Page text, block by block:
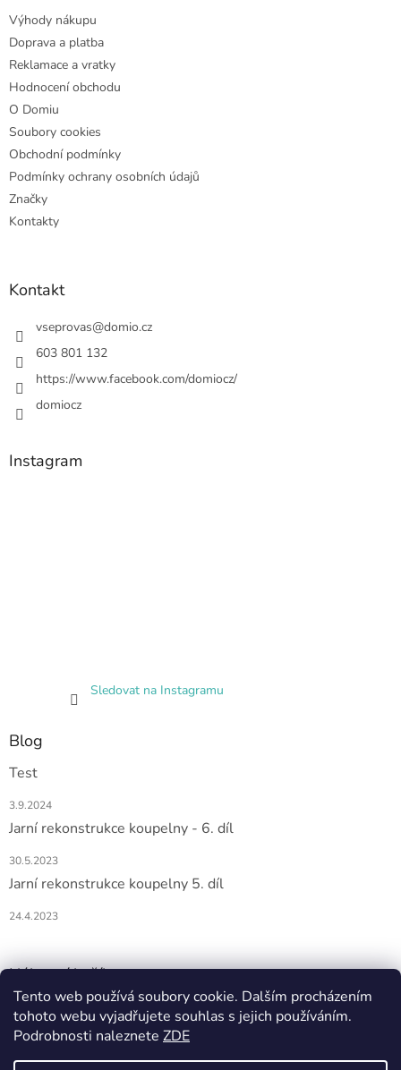
Tento web používá soubory cookie. Dalším procházením
tohoto webu vyjadřujete souhlas s jejich používáním.
Podrobnosti naleznete ZDE
Výhody nákupu
Doprava a platba
Reklamace a vratky
Hodnocení obchodu
O Domiu
Soubory cookies
Obchodní podmínky
Podmínky ochrany osobních údajů
Značky
Kontakty
Kontakt
vseprovas@domio.cz
603 801 132
https://www.facebook.com/domiocz/
domiocz
Instagram
Sledovat na Instagramu
Blog
Test
3.9.2024
Jarní rekonstrukce koupelny - 6. díl
30.5.2023
Jarní rekonstrukce koupelny 5. díl
24.4.2023
Nákupní košík
0KS /0 KČ